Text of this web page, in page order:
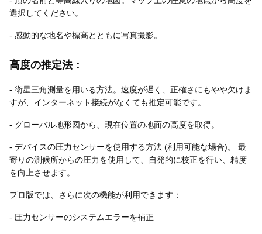
選択してください。
- 感動的な地名や標高とともに写真撮影。
高度の推定法：
- 衛星三角測量を用いる方法。速度が遅く、正確さにもやや欠けま
すが、インターネット接続がなくても推定可能です。
- グローバル地形図から、現在位置の地面の高度を取得。
- デバイスの圧力センサーを使用する方法 (利用可能な場合)。 最
寄りの測候所からの圧力を使用して、自発的に校正を行い、精度
を向上させます。
プロ版では、さらに次の機能が利用できます：
- 圧力センサーのシステムエラーを補正